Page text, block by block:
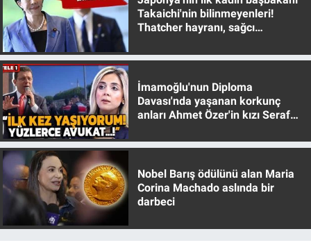
Takaichi'nin bilinmeyenleri!
Thatcher hayranı, sağcı
İmamoğlu'nun Diploma
Davası'nda yaşanan korkunç
anları Ahmet Özer'in kızı Seraf
Nobel Barış ödülünü alan Maria
Corina Machado aslında bir
darbeci